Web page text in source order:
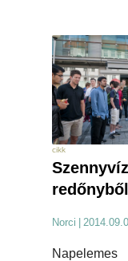
cikk
Norci |